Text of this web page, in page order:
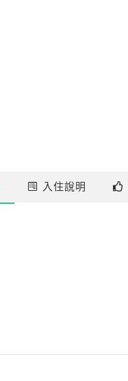
入住說明